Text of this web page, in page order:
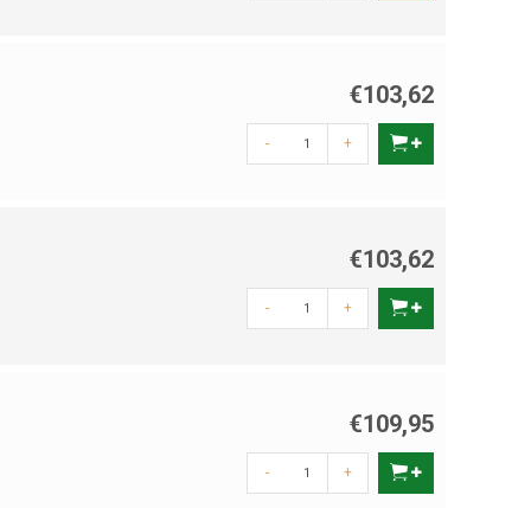
€103,62
- +
€103,62
- +
€109,95
- +